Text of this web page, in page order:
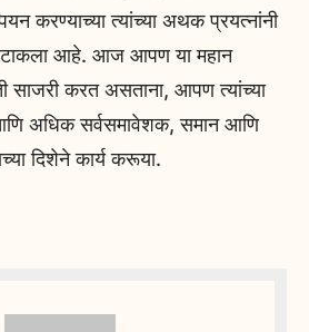
करण्याच्या त्यांच्या अथक प्रयत्नांनी
टाकला आहे. आज आपण या महान
साजरी करत असताना, आपण त्यांच्या
अधिक सर्वसमावेशक, समान आणि
दिशेने कार्य करूया.